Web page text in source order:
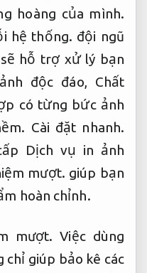
hoàng của mình.
hệ thống. đội ngũ
hỗ trợ xử lý bạn
độc đáo, Chất
có từng bức ảnh
Cài đặt nhanh.
Dịch vụ in ảnh
mượt. giúp bạn
hoàn chỉnh.
mượt. Việc dùng
chỉ giúp bảo kê các